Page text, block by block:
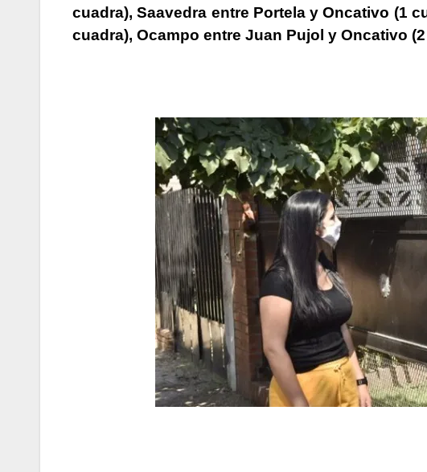
cuadra),Saavedra entre Portela y Oncativo (1
cuadra), Ocampo entre Juan Pujol y Oncativo